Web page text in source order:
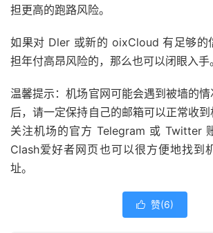
担更高的跑路风险。
如果对 Dler 或新的 oixCloud 有足够的
担年付高昂风险的，那么也可以闭眼入手。
温馨提示：机场官网可能会遇到被墙的
后，请一定保持自己的邮箱可以正常收
关注机场的官方 Telegram 或 Twitter
Clash爱好者网页也可以很方便地找到
址。
 赞(6)